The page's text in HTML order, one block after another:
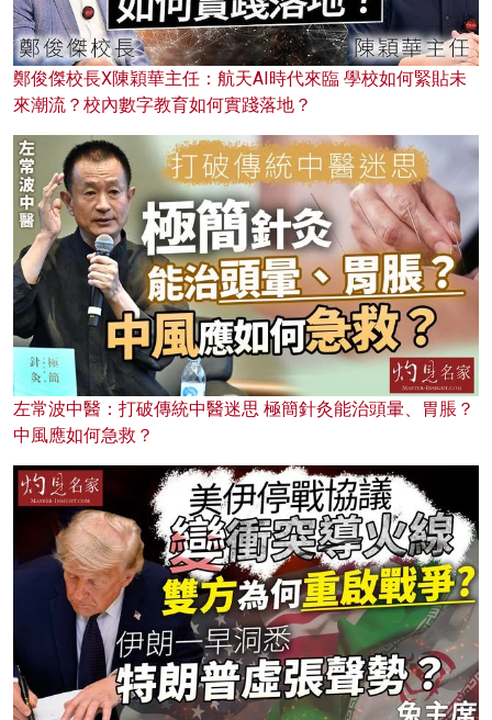
鄭俊傑校長X陳穎華主任：航天AI時代來臨 學校如何緊貼未
來潮流？校內數字教育如何實踐落地？
左常波中醫：打破傳統中醫迷思 極簡針灸能治頭暈、胃脹？
中風應如何急救？